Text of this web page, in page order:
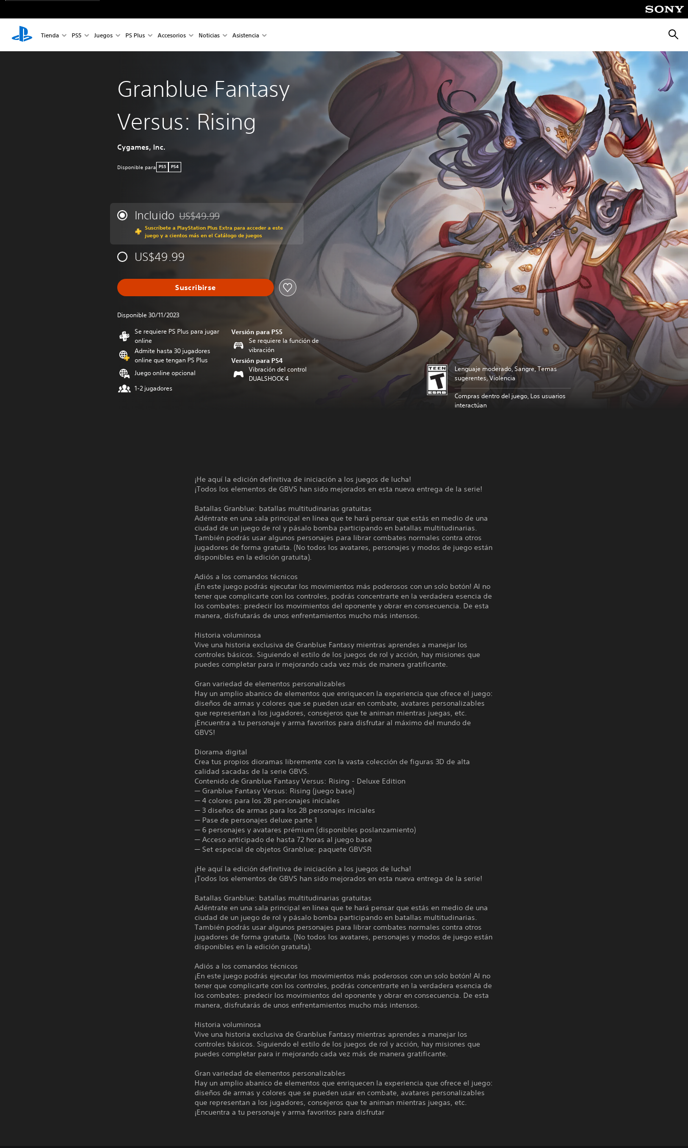
Tienda PS5 Juegos PS Plus Accesorios Noticias Asistencia
Granblue Fantasy
Versus: Rising
Cygames, Inc.
Disponible para PS5 PS4
Incluido Rebajado del precio original de US$49.99
US$49.99
Suscríbete a PlayStation Plus Extra para acceder a este
juego y a cientos más en el Catálogo de juegos
US$49.99
Suscribirse
Disponible 30/11/2023
Se requiere PS Plus para jugar
online
Admite hasta 30 jugadores
online que tengan PS Plus
Juego online opcional
1-2 jugadores
Versión para PS5
Se requiere la función de
vibración
Versión para PS4
Vibración del control
DUALSHOCK 4
Lenguaje moderado, Sangre, Temas
sugerentes, Violencia
Compras dentro del juego, Los usuarios
interactúan
¡He aquí la edición definitiva de iniciación a los juegos de lucha!
¡Todos los elementos de GBVS han sido mejorados en esta nueva entrega de la serie!
Batallas Granblue: batallas multitudinarias gratuitas
Adéntrate en una sala principal en línea que te hará pensar que estás en medio de una
ciudad de un juego de rol y pásalo bomba participando en batallas multitudinarias.
También podrás usar algunos personajes para librar combates normales contra otros
jugadores de forma gratuita. (No todos los avatares, personajes y modos de juego están
disponibles en la edición gratuita).
Adiós a los comandos técnicos
¡En este juego podrás ejecutar los movimientos más poderosos con un solo botón! Al no
tener que complicarte con los controles, podrás concentrarte en la verdadera esencia de
los combates: predecir los movimientos del oponente y obrar en consecuencia. De esta
manera, disfrutarás de unos enfrentamientos mucho más intensos.
Historia voluminosa
Vive una historia exclusiva de Granblue Fantasy mientras aprendes a manejar los
controles básicos. Siguiendo el estilo de los juegos de rol y acción, hay misiones que
puedes completar para ir mejorando cada vez más de manera gratificante.
Gran variedad de elementos personalizables
Hay un amplio abanico de elementos que enriquecen la experiencia que ofrece el juego:
diseños de armas y colores que se pueden usar en combate, avatares personalizables
que representan a los jugadores, consejeros que te animan mientras juegas, etc.
¡Encuentra a tu personaje y arma favoritos para disfrutar al máximo del mundo de
GBVS!
Diorama digital
Crea tus propios dioramas libremente con la vasta colección de figuras 3D de alta
calidad sacadas de la serie GBVS.
Contenido de Granblue Fantasy Versus: Rising - Deluxe Edition
— Granblue Fantasy Versus: Rising (juego base)
— 4 colores para los 28 personajes iniciales
— 3 diseños de armas para los 28 personajes iniciales
— Pase de personajes deluxe parte 1
— 6 personajes y avatares prémium (disponibles poslanzamiento)
— Acceso anticipado de hasta 72 horas al juego base
— Set especial de objetos Granblue: paquete GBVSR
¡He aquí la edición definitiva de iniciación a los juegos de lucha!
¡Todos los elementos de GBVS han sido mejorados en esta nueva entrega de la serie!
Batallas Granblue: batallas multitudinarias gratuitas
Adéntrate en una sala principal en línea que te hará pensar que estás en medio de una
ciudad de un juego de rol y pásalo bomba participando en batallas multitudinarias.
También podrás usar algunos personajes para librar combates normales contra otros
jugadores de forma gratuita. (No todos los avatares, personajes y modos de juego están
disponibles en la edición gratuita).
Adiós a los comandos técnicos
¡En este juego podrás ejecutar los movimientos más poderosos con un solo botón! Al no
tener que complicarte con los controles, podrás concentrarte en la verdadera esencia de
los combates: predecir los movimientos del oponente y obrar en consecuencia. De esta
manera, disfrutarás de unos enfrentamientos mucho más intensos.
Historia voluminosa
Vive una historia exclusiva de Granblue Fantasy mientras aprendes a manejar los
controles básicos. Siguiendo el estilo de los juegos de rol y acción, hay misiones que
puedes completar para ir mejorando cada vez más de manera gratificante.
Gran variedad de elementos personalizables
Hay un amplio abanico de elementos que enriquecen la experiencia que ofrece el juego:
diseños de armas y colores que se pueden usar en combate, avatares personalizables
que representan a los jugadores, consejeros que te animan mientras juegas, etc.
¡Encuentra a tu personaje y arma favoritos para disfrutar